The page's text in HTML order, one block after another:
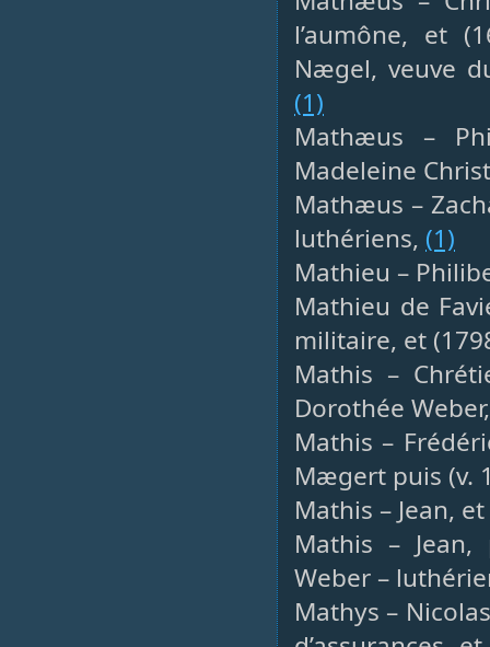
l’aumône, et
Nægel, veuve
(1)
Mathæus –
Madeleine
Mathæus –
luthériens, (1)
Mathieu –
Mathieu de
militaire, et
Mathis –
Dorothée
Mathis –
Mægert puis (v.
Mathis – Jean,
Mathis – Jean,
Weber –
Mathys –